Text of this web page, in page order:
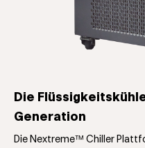
Die
Generation
Die Nextreme™ Chiller